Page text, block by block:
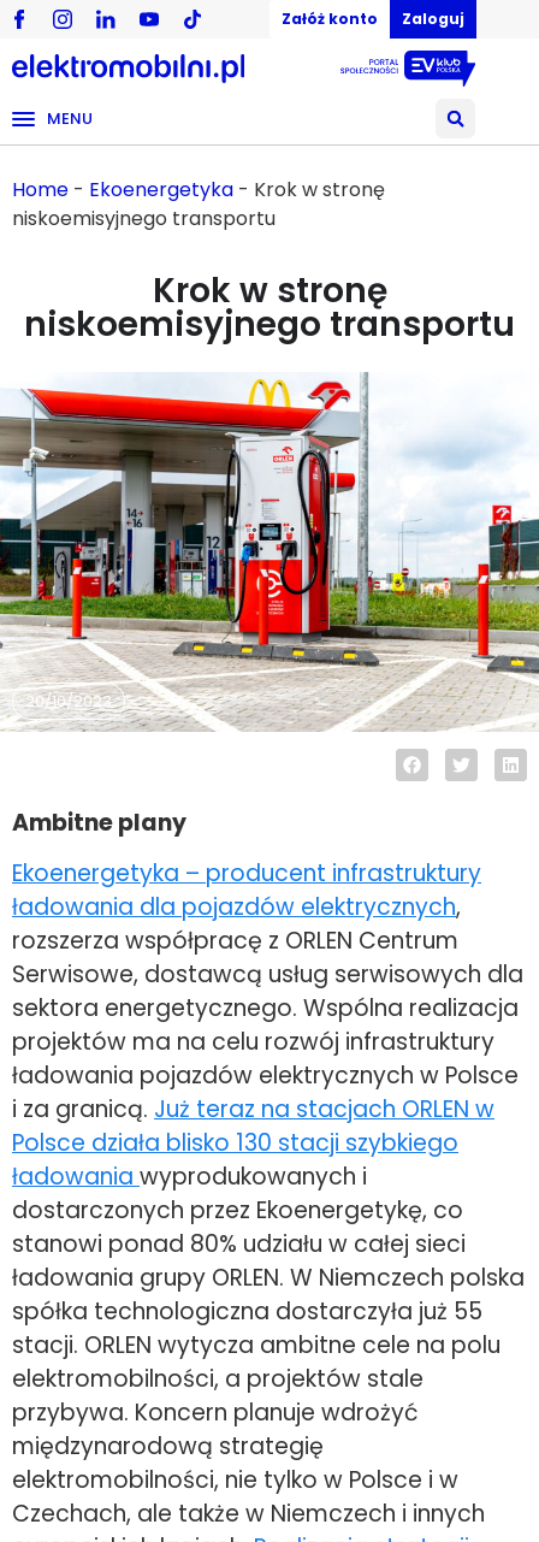
Załóż konto Zaloguj
MENU
Home - Ekoenergetyka - Krok w stronę
niskoemisyjnego transportu
Krok w stronę
niskoemisyjnego transportu
20/10/2023
Ambitne plany
Ekoenergetyka – producent infrastruktury
ładowania dla pojazdów elektrycznych,
rozszerza współpracę z ORLEN Centrum
Serwisowe, dostawcą usług serwisowych dla
sektora energetycznego. Wspólna realizacja
projektów ma na celu rozwój infrastruktury
ładowania pojazdów elektrycznych w Polsce
i za granicą. Już teraz na stacjach ORLEN w
Polsce działa blisko 130 stacji szybkiego
ładowaniawyprodukowanych i
dostarczonych przez Ekoenergetykę, co
stanowi ponad 80% udziału w całej sieci
ładowania grupy ORLEN. W Niemczech polska
spółka technologiczna dostarczyła już 55
stacji. ORLEN wytycza ambitne cele na polu
elektromobilności, a projektów stale
przybywa. Koncern planuje wdrożyć
międzynarodową strategię
elektromobilności, nie tylko w Polsce i w
Czechach, ale także w Niemczech i innych